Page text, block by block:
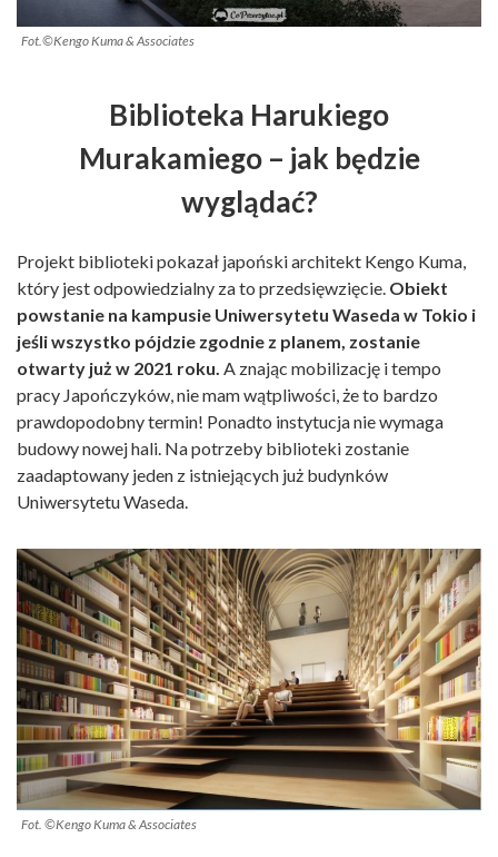
Fot.©Kengo Kuma & Associates
Biblioteka Harukiego
Murakamiego – jak będzie
wyglądać?
Projekt biblioteki pokazał japoński architekt Kengo Kuma,
który jest odpowiedzialny za to przedsięwzięcie. Obiekt
powstanie na kampusie Uniwersytetu Waseda w Tokio i
jeśli wszystko pójdzie zgodnie z planem, zostanie
otwarty już w 2021 roku. A znając mobilizację i tempo
pracy Japończyków, nie mam wątpliwości, że to bardzo
prawdopodobny termin! Ponadto instytucja nie wymaga
budowy nowej hali. Na potrzeby biblioteki zostanie
zaadaptowany jeden z istniejących już budynków
Uniwersytetu Waseda.
Fot. ©Kengo Kuma & Associates